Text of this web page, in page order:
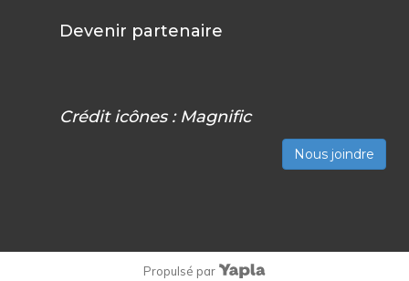
Devenir partenaire
Crédit icônes : Magnific
Nous joindre
Propulsé par